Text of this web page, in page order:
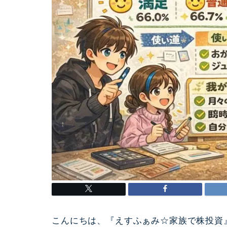
こんにちは、『えすふぁみ☆家族で株投資